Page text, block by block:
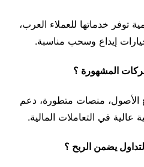
توفر خدماتها للعملاء العرب،
إيداع وسحب مناسبة.
المشهورة ؟
الأصول، منصات متطورة، دعم
في التعاملات المالية.
يضمن الربح ؟